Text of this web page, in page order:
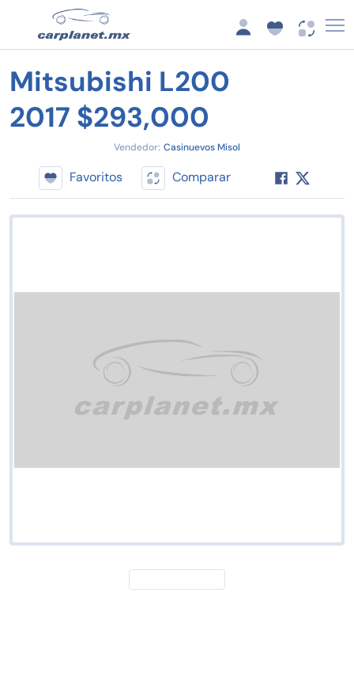
Mitsubishi L200
2017 $293,000
Vendedor: Casinuevos Misol
Favoritos Comparar